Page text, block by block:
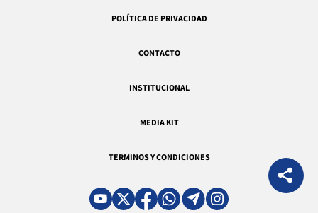
POLÍTICA DE PRIVACIDAD
CONTACTO
INSTITUCIONAL
MEDIA KIT
TERMINOS Y CONDICIONES